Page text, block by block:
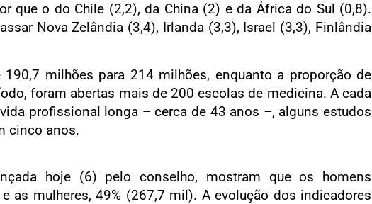
que o do Chile (2,2), da China (2) e da África do Sul (0,8).
Nova Zelândia (3,4), Irlanda (3,3), Israel (3,3), Finlândia
milhões para 214 milhões, enquanto a proporção de
foram abertas mais de 200 escolas de medicina. A cada
profissional longa – cerca de 43 anos –, alguns estudos
cinco anos.
hoje (6) pelo conselho, mostram que os homens
mulheres, 49% (267,7 mil). A evolução dos indicadores